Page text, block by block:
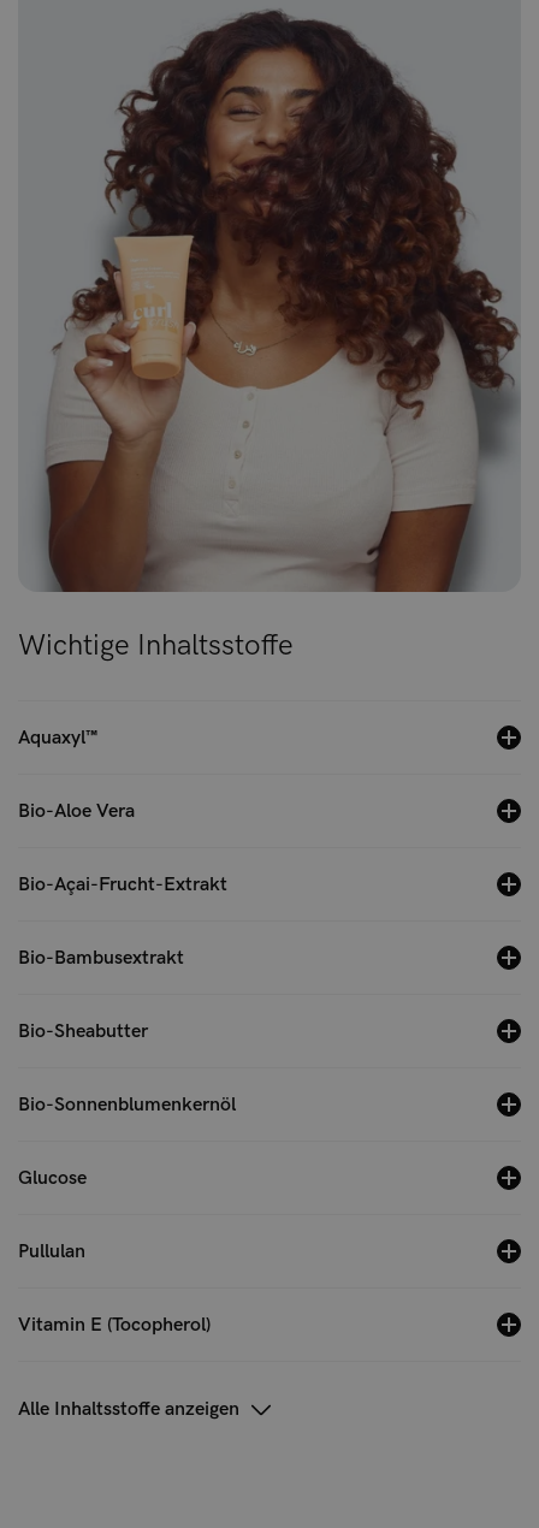
Wichtige Inhaltsstoffe
Aquaxyl™
Bio-Aloe Vera
Bio-Açai-Frucht-Extrakt
Bio-Bambusextrakt
Bio-Sheabutter
Bio-Sonnenblumenkernöl
Glucose
Pullulan
Vitamin E (Tocopherol)
Alle Inhaltsstoffe anzeigen